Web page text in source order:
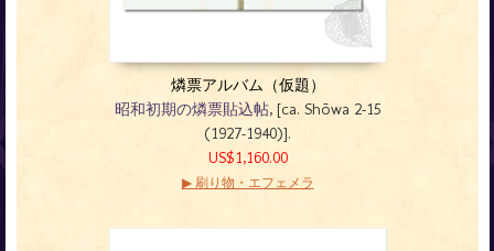
燐票アルバム（仮題）
昭和初期の燐票貼込帖, [ca. Shōwa 2-15
(1927-1940)].
US$1,160.00
▶ 刷り物・エフェメラ